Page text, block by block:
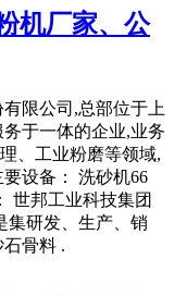
机厂家、公
限公司,总部位于上
于一体的企业,业务
、工业粉磨等领域,
设备： 洗砂机66
世邦工业科技集团
集研发、生产、销
骨料 .